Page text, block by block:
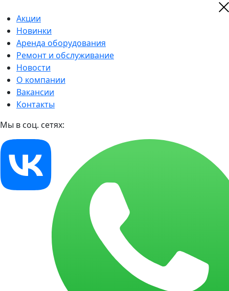
Акции
Новинки
Аренда оборудования
Ремонт и обслуживание
Новости
О компании
Вакансии
Контакты
Мы в соц. сетях: